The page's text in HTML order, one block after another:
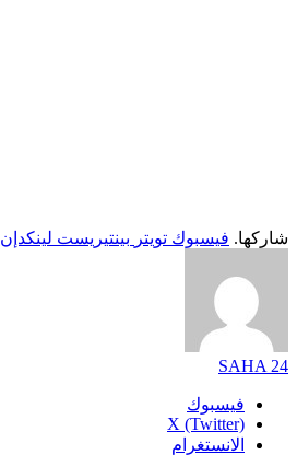
شاركها. فيسبوك تويتر بينتيريست لينكدإن
SAHA 24
فيسبوك
X (Twitter)
الانستغرام